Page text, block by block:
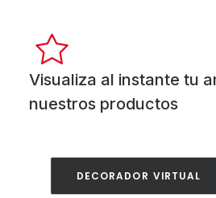
Visualiza al instante tu
nuestros productos
DECORADOR VIRTUAL